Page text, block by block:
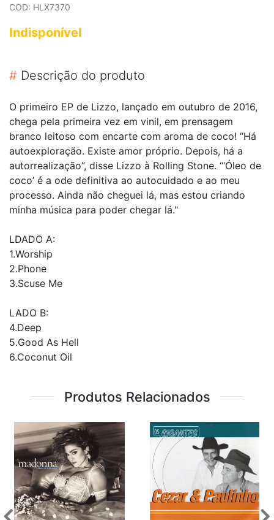
COD: HLX7370
Indisponível
# Descrição do produto
O primeiro EP de Lizzo, lançado em outubro de 2016,
chega pela primeira vez em vinil, em prensagem
branco leitoso com encarte com aroma de coco! “Há
autoexploração. Existe amor próprio. Depois, há a
autorrealização”, disse Lizzo à Rolling Stone. “‘Óleo de
coco’ é a ode definitiva ao autocuidado e ao meu
processo. Ainda não cheguei lá, mas estou criando
minha música para poder chegar lá."
LDADO A:
1.Worship
2.Phone
3.Scuse Me
LADO B:
4.Deep
5.Good As Hell
6.Coconut Oil
Produtos Relacionados